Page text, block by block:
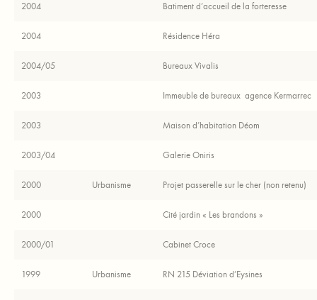
2004 Batiment d’accueil de la forteresse
2004 Résidence Héra
2004/05 Bureaux Vivalis
2003 Immeuble de bureaux agence Kermarrec
2003 Maison d’habitation Déom
2003/04 Galerie Oniris
2000 Urbanisme Projet passerelle sur le cher (non retenu)
2000 Cité jardin « Les brandons »
2000/01 Cabinet Croce
1999 Urbanisme RN 215 Déviation d’Eysines